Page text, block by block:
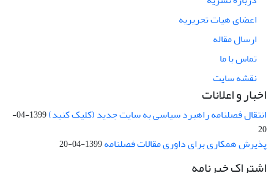
اعضای هیات تحریریه
ارسال مقاله
تماس با ما
نقشه سایت
اخبار و اعلانات
انتقال فصلنامه راهبرد سیاسی به سایت جدید (کلیک کنید)
1399-04-
20
پذیرش همکاری برای داوری مقالات فصلنامه1399-04-20
اشتراک خبرنامه